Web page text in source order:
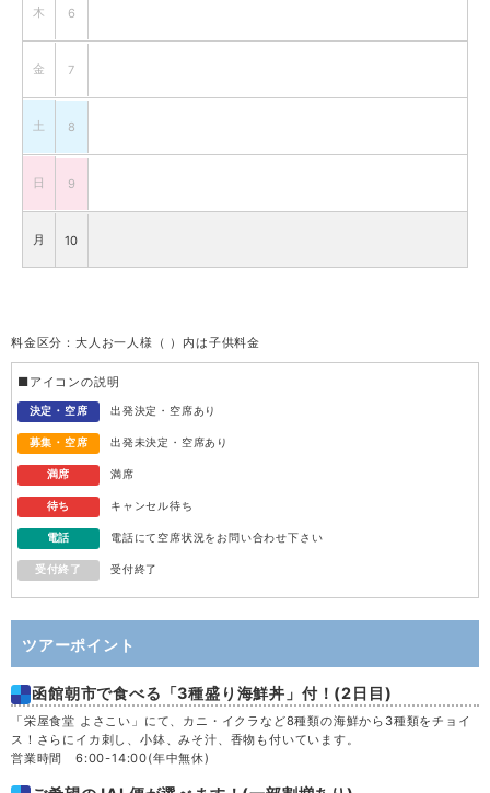
木 6
金 7
土 8
日 9
月 10
12
木 13
金 14
日 16
月 17
火 18
水 19
料金区分：大人お一人様（ ）内は子供料金
■アイコンの説明
決定・空席 出発決定・空席あり
募集・空席 出発未決定・空席あり
満席 満席
待ち キャンセル待ち
電話 電話にて空席状況をお問い合わせ下さい
受付終了 受付終了
ツアーポイント
函館朝市で食べる「3種盛り海鮮丼」付！(2日目)
「栄屋食堂 よさこい」にて、カニ・イクラなど8種類の海鮮から3種類をチョイ
ス！さらにイカ刺し、小鉢、みそ汁、香物も付いています。
営業時間 6:00-14:00(年中無休)